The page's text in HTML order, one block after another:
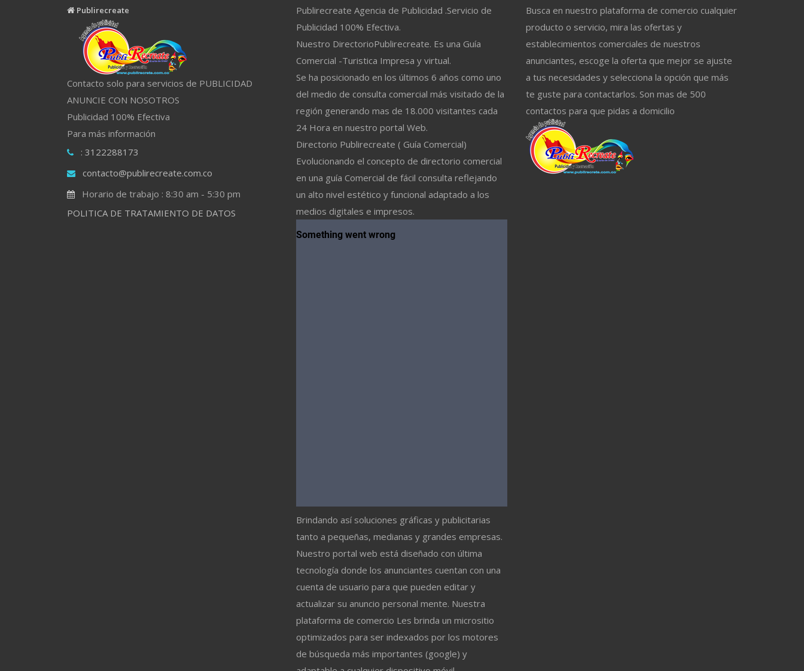
Publirecreate
Contacto solo para servicios de PUBLICIDAD
ANUNCIE CON NOSOTROS
Publicidad 100% Efectiva
Para más información
: 3122288173
contacto@publirecreate.com.co
Horario de trabajo : 8:30 am - 5:30 pm
POLITICA DE TRATAMIENTO DE DATOS
Publirecreate Agencia de Publicidad .Servicio de
Publicidad 100% Efectiva.
Nuestro DirectorioPublirecreate. Es una Guía
Comercial -Turistica Impresa y virtual.
Se ha posicionado en los últimos 6 años como uno
del medio de consulta comercial más visitado de la
región generando mas de 18.000 visitantes cada
24 Hora en nuestro portal Web.
Directorio Publirecreate ( Guía Comercial)
Evolucionando el concepto de directorio comercial
en una guía Comercial de fácil consulta reflejando
un alto nivel estético y funcional adaptado a los
medios digitales e impresos.
Brindando así soluciones gráficas y publicitarias
tanto a pequeñas, medianas y grandes empresas.
Nuestro portal web está diseñado con última
tecnología donde los anunciantes cuentan con una
cuenta de usuario para que pueden editar y
actualizar su anuncio personal mente. Nuestra
plataforma de comercio Les brinda un micrositio
optimizados para ser indexados por los motores
de búsqueda más importantes (google) y
Busca en nuestro plataforma de comercio cualquier
producto o servicio, mira las ofertas y
establecimientos comerciales de nuestros
anunciantes, escoge la oferta que mejor se ajuste
a tus necesidades y selecciona la opción que más
te guste para contactarlos. Son mas de 500
contactos para que pidas a domicilio